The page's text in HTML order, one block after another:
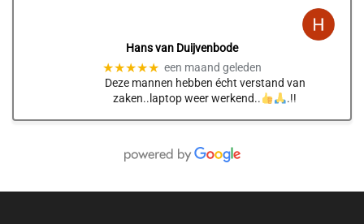
Hans van Duijvenbode
★★★★★ een maand geleden
Deze mannen hebben écht verstand van
zaken..laptop weer werkend..
.!!